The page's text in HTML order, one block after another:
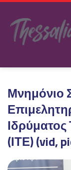
Μνημόνιο
Ιδρύματος
(ΙΤΕ) (vid,